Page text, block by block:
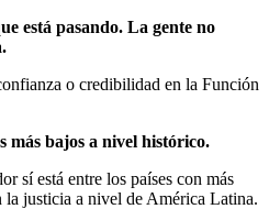
está pasando. La gente no
o credibilidad en la Función
más bajos a nivel histórico.
sí está entre los países con más
justicia a nivel de América Latina.